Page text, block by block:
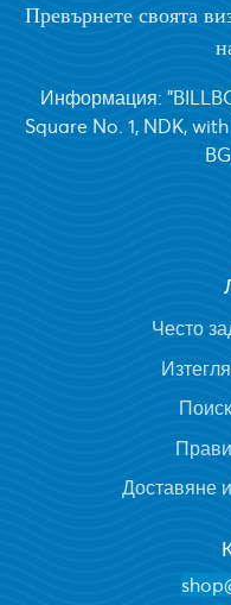
Превърнете своята
Информация:
Square No. 1, NDK,
Често
Доставяне